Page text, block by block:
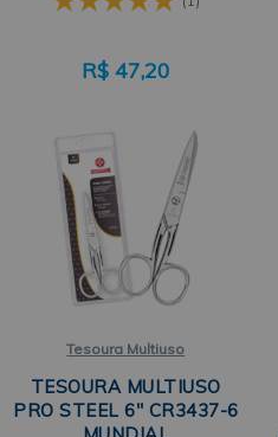
R$ 47,20
Tesoura Multiuso
TESOURA MULTIUSO
PRO STEEL 6" CR3437-6